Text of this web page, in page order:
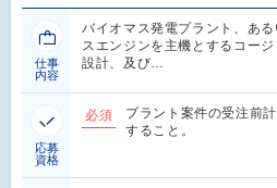
仕事
内容
バイオマス発電プラント、あ
スエンジンを主機とするコー
設計、及び…
応募
資格
必須
プラント案件の受注前
すること。